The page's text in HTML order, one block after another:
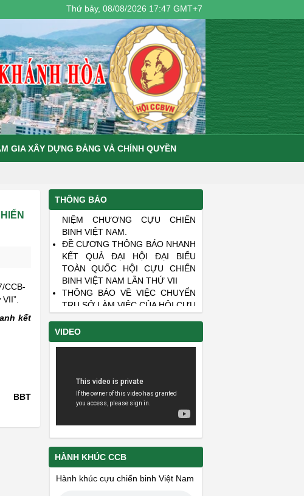
Thứ bảy, 08/08/2026 17:47 GMT+7
GIA XÂY DỰNG ĐẢNG VÀ CHÍNH QUYỀN
CCB-
kết
BBT
THÔNG BÁO
MỘT SỐ NỘI DUNG CHÍNH
TRONG XÉT, TRAO TẶNG KỶ
NIỆM CHƯƠNG CỰU CHIẾN
BINH VIỆT NAM.
ĐỀ CƯƠNG THÔNG BÁO NHANH
KẾT QUẢ ĐẠI HỘI ĐẠI BIỂU
TOÀN QUỐC HỘI CỰU CHIẾN
BINH VIỆT NAM LẦN THỨ VII
THÔNG BÁO VỀ VIỆC CHUYỂN
TRỤ SỞ LÀM VIỆC CỦA HỘI CỰU
ĐẾ CƯƠNG TUYÊN TRUYỀN KỶ
NIỆM 50 NĂM CHIÉN THẮNG “HÀ
NỘI- ĐIỆN BIÊN PHỦ TRÊN
THÔNG TIN - PHẦN 22 VÀ PHẦN
VIDEO
HÀNH KHÚC CCB
Hành khúc cựu chiến binh Việt Nam